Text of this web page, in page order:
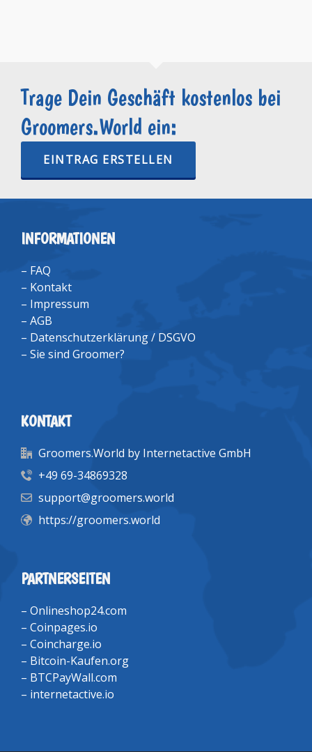
Trage Dein Geschäft kostenlos bei
Groomers.World ein:
EINTRAG ERSTELLEN
INFORMATIONEN
– FAQ
– Kontakt
– Impressum
– AGB
– Datenschutzerklärung / DSGVO
– Sie sind Groomer?
KONTAKT
Groomers.World by Internetactive GmbH
+49 69-34869328
support@groomers.world
https://groomers.world
PARTNERSEITEN
– Onlineshop24.com
– Coinpages.io
– Coincharge.io
– Bitcoin-Kaufen.org
– BTCPayWall.com
– internetactive.io